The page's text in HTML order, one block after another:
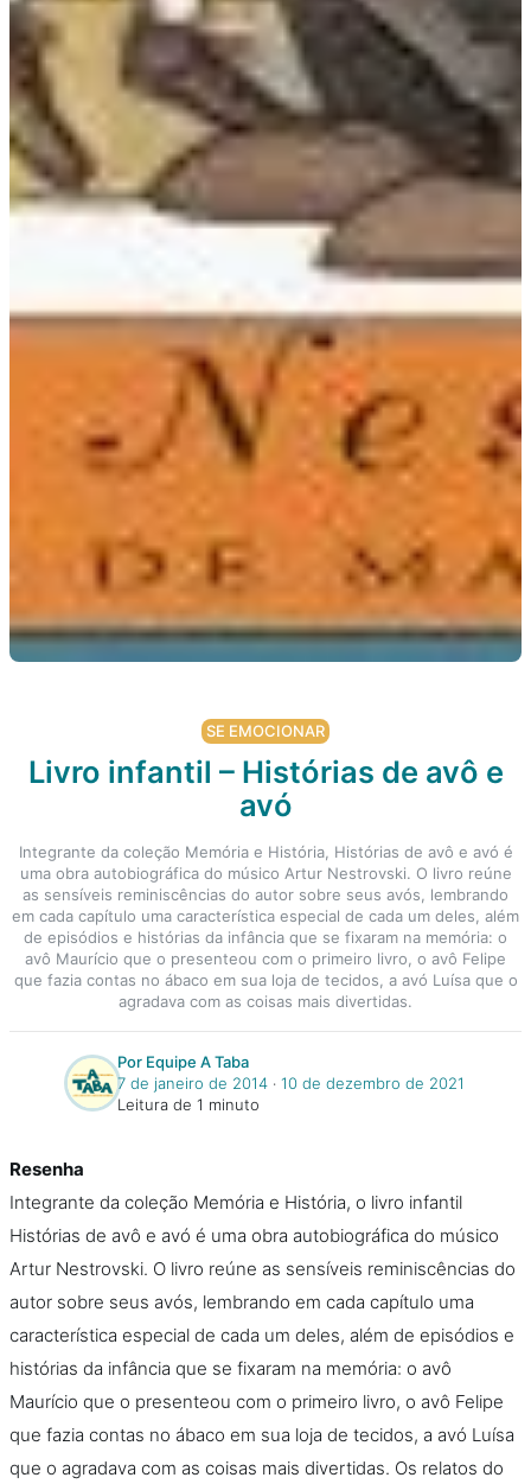
SE EMOCIONAR
Livro infantil – Histórias de avô e
avó
Integrante da coleção Memória e História, Histórias de avô e avó é
uma obra autobiográfica do músico Artur Nestrovski. O livro reúne
as sensíveis reminiscências do autor sobre seus avós, lembrando
em cada capítulo uma característica especial de cada um deles, além
de episódios e histórias da infância que se fixaram na memória: o
avô Maurício que o presenteou com o primeiro livro, o avô Felipe
que fazia contas no ábaco em sua loja de tecidos, a avó Luísa que o
agradava com as coisas mais divertidas.
Por Equipe A Taba
7 de janeiro de 2014‧ 10 de dezembro de 2021
Leitura de 1 minuto
Resenha
Integrante da coleção Memória e História, o livro infantil
Histórias de avô e avó é uma obra autobiográfica do músico
Artur Nestrovski. O livro reúne as sensíveis reminiscências do
autor sobre seus avós, lembrando em cada capítulo uma
característica especial de cada um deles, além de episódios e
histórias da infância que se fixaram na memória: o avô
Maurício que o presenteou com o primeiro livro, o avô Felipe
que fazia contas no ábaco em sua loja de tecidos, a avó Luísa
que o agradava com as coisas mais divertidas. Os relatos do